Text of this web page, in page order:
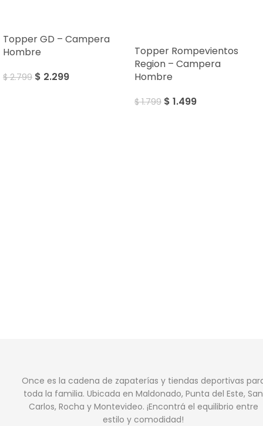
Topper GD – Campera
Hombre
$2.799 $ 2.299
Topper Rompevientos
Region – Campera
Hombre
$1.799 $ 1.499
Once es la cadena de zapaterías y tiendas deportivas
toda la familia. Ubicada en Maldonado, Punta del Este, San
Carlos, Rocha y Montevideo. ¡Encontrá el equilibrio entre
estilo y comodidad!